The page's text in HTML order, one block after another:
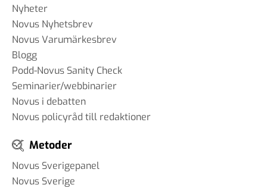
Nyheter
Novus Nyhetsbrev
Novus Varumärkesbrev
Blogg
Podd-Novus Sanity Check
Seminarier/webbinarier
Novus i debatten
Novus policyråd till redaktioner
Metoder
Novus Sverigepanel
Novus Sverige